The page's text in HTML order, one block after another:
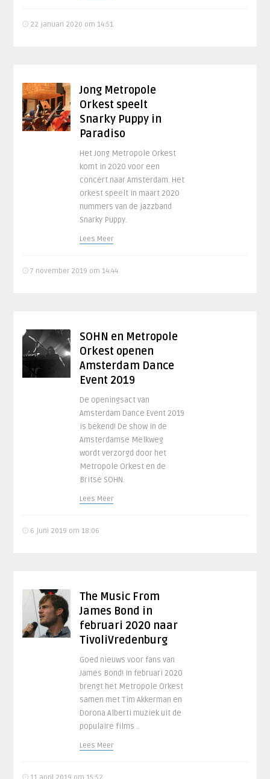
22 januari 2020 om 14:51
Jong Metropole
Orkest speelt
Snarky Puppy in
Paradiso
Het Jong Metropole Orkest
komt in 2020 voor een
concert naar Amsterdam. Het
orkest speelt in maart 2020
nummers van de jazzband
Snarky Puppy.
Lees Meer
7 november 2019 om 14:44
SOHN en Metropole
Orkest openen
Amsterdam Dance
Event 2019
De openingsact van
Amsterdam Dance Event 2019
is bekend! De show in de
Amsterdamse Melkweg
wordt verzorgd door het
Metropole Orkest en de
Britse SOHN.
Lees Meer
6 juni 2019 om 18:06
The Music From
James Bond in
februari 2020 naar
TivoliVredenburg
Goed nieuws voor fans van
James Bond! In februari 2020
brengt het Metropole Orkest
samen met Tim Akkerman en
Dorona Alberti muziek uit de
populaire films ..
Lees Meer